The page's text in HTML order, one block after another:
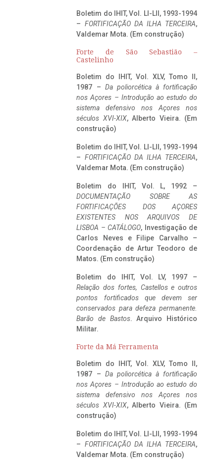
Boletim do IHIT, Vol. LI-LII, 1993-1994
– FORTIFICAÇÃO DA ILHA TERCEIRA,
Valdemar Mota. (Em construção)
Forte de São Sebastião –
Castelinho
Boletim do IHIT, Vol. XLV, Tomo II,
1987 – Da poliorcética à fortificação
nos Açores – Introdução ao estudo do
sistema defensivo nos Açores nos
séculos XVI-XIX, Alberto Vieira. (Em
construção)
Boletim do IHIT, Vol. LI-LII, 1993-1994
– FORTIFICAÇÃO DA ILHA TERCEIRA,
Valdemar Mota. (Em construção)
Boletim do IHIT, Vol. L, 1992 –
DOCUMENTAÇÃO SOBRE AS
FORTIFICAÇÕES DOS AÇORES
EXISTENTES NOS ARQUIVOS DE
LISBOA – CATÁLOGO, Investigação de
Carlos Neves e Filipe Carvalho –
Coordenação de Artur Teodoro de
Matos. (Em construção)
Boletim do IHIT, Vol. LV, 1997 –
Relação dos fortes, Castellos e outros
pontos fortificados que devem ser
conservados para defeza permanente.
Barão de Bastos. Arquivo Histórico
Militar.
Forte da Má Ferramenta
Boletim do IHIT, Vol. XLV, Tomo II,
1987 – Da poliorcética à fortificação
nos Açores – Introdução ao estudo do
sistema defensivo nos Açores nos
séculos XVI-XIX, Alberto Vieira. (Em
construção)
Boletim do IHIT, Vol. LI-LII, 1993-1994
– FORTIFICAÇÃO DA ILHA TERCEIRA,
Valdemar Mota. (Em construção)